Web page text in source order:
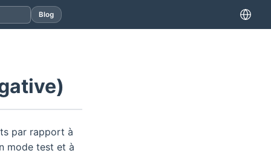
Blog
par rapport à
mode test et à